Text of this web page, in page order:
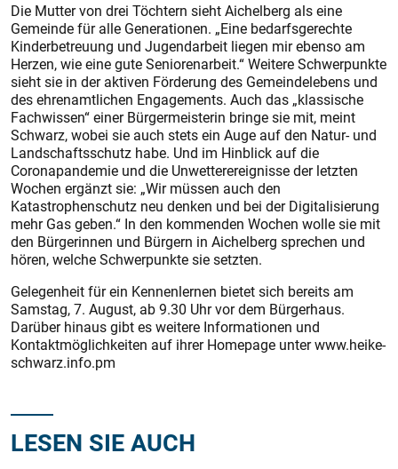
Die Mutter von drei Töchtern sieht Aichelberg als eine
Gemeinde für alle Generationen. „Eine bedarfsgerechte
Kinderbetreuung und Jugendarbeit liegen mir ebenso am
Herzen, wie eine gute Seniorenarbeit.“ Weitere Schwerpunkte
sieht sie in der aktiven Förderung des Gemeindelebens und
des ehrenamtlichen Engagements. Auch das „klassische
Fachwissen“ einer Bürgermeisterin bringe sie mit, meint
Schwarz, wobei sie auch stets ein Auge auf den Natur- und
Landschaftsschutz habe. Und im Hinblick auf die
Coronapandemie und die Unwetterereignisse der letzten
Wochen ergänzt sie: „Wir müssen auch den
Katastrophenschutz neu denken und bei der Digitalisierung
mehr Gas geben.“ In den kommenden Wochen wolle sie mit
den Bürgerinnen und Bürgern in Aichelberg sprechen und
hören, welche Schwerpunkte sie setzten.
Gelegenheit für ein Kennenlernen bietet sich bereits am
Samstag, 7. August, ab 9.30 Uhr vor dem Bürgerhaus.
Darüber hinaus gibt es weitere Informationen und
Kontaktmöglichkeiten auf ihrer Homepage unter www.heike-
schwarz.info.pm
LESEN SIE AUCH